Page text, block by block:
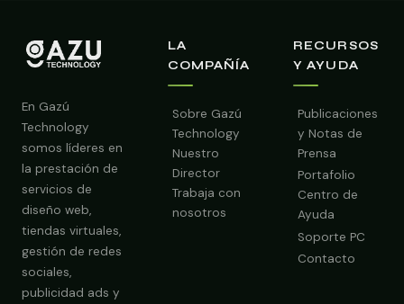
En Gazú
Technology
somos líderes en
la prestación de
servicios de
diseño web,
tiendas virtuales,
gestión de redes
sociales,
publicidad ads y
LA
COMPAÑÍA
Sobre Gazú
Technology
Nuestro
Director
Trabaja con
nosotros
RECURSOS
Y AYUDA
Publicaciones
y Notas de
Prensa
Portafolio
Centro de
Ayuda
Soporte PC
Contacto